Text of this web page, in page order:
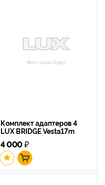
Комплект адаптеров 4
LUX BRIDGE Vesta17m
4 000₽